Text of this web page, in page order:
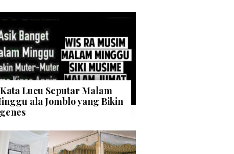
Lucu Seputar Malam
ala Jomblo yang Bikin